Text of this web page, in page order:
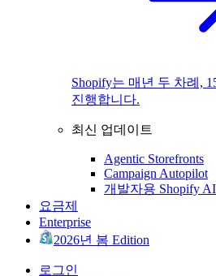
Shopify는 매년 두 차례,
진행합니다.
최신 업데이트
Agentic Storefronts
Campaign Autopilot
개발자용 Shopify
요금제
Enterprise
2026년 봄 Edition
로그인